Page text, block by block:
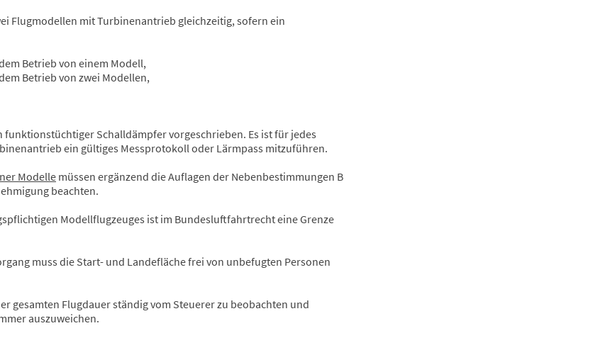
Flugmodellen mit Turbinenantrieb gleichzeitig, sofern ein
Betrieb von einem Modell,
Betrieb von zwei Modellen,
Schalldämpfer vorgeschrieben. Es ist für jedes
ein gültiges Messprotokoll oder Lärmpass mitzuführen.
Modelle müssen ergänzend die Auflagen der Nebenbestimmungen B
beachten.
Modellflugzeuges ist im Bundesluftfahrtrecht eine Grenze
muss die Start- und Landefläche frei von unbefugten Personen
gesamten Flugdauer ständig vom Steuerer zu beobachten und
auszuweichen.